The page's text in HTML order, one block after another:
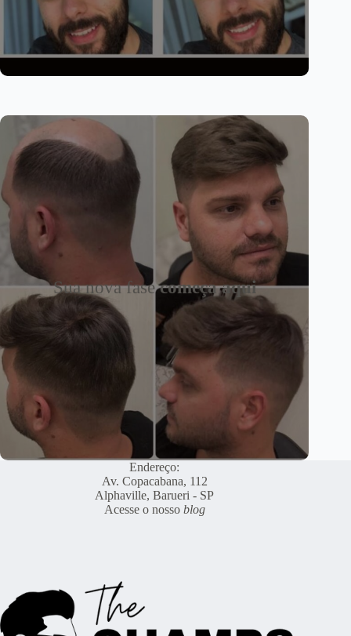
Sua nova fasecomeça aqui
Endereço:
Av. Copacabana, 112
Alphaville, Barueri - SP
Acesse o nosso blog